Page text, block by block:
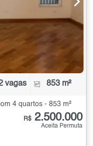
vagas 853 m²
4 quartos - 853 m²
R$ 2.500.000
Aceita Permuta